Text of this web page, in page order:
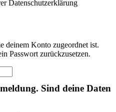
Datenschutzerklärung
deinem Konto zugeordnet ist.
Passwort zurückzusetzen.
Sind deine Daten